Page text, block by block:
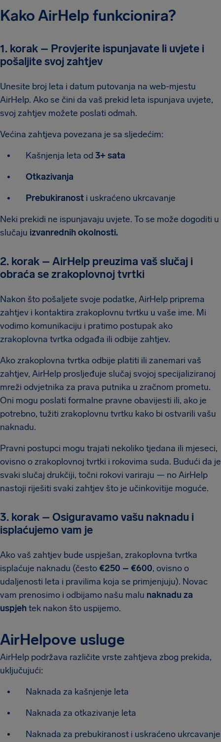
Kako AirHelp funkcionira?
1. korak – Provjerite ispunjavate li uvjete i
pošaljite svoj zahtjev
Unesite broj leta i datum putovanja na web-mjestu
AirHelp. Ako se čini da vaš prekid leta ispunjava uvjete,
svoj zahtjev možete poslati odmah.
Većina zahtjeva povezana je sa sljedećim:
Kašnjenja leta od 3+ sata
Otkazivanja
Prebukiranost i uskraćeno ukrcavanje
Neki prekidi ne ispunjavaju uvjete. To se može dogoditi u
slučaju izvanrednih okolnosti.
2. korak – AirHelp preuzima vaš slučaj i
obraća se zrakoplovnoj tvrtki
Nakon što pošaljete svoje podatke, AirHelp priprema
zahtjev i kontaktira zrakoplovnu tvrtku u vaše ime. Mi
vodimo komunikaciju i pratimo postupak ako
zrakoplovna tvrtka odgađa ili odbije zahtjev.
Ako zrakoplovna tvrtka odbije platiti ili zanemari vaš
zahtjev, AirHelp prosljeđuje slučaj svojoj specijaliziranoj
mreži odvjetnika za prava putnika u zračnom prometu.
Oni mogu poslati formalne pravne obavijesti ili, ako je
potrebno, tužiti zrakoplovnu tvrtku kako bi ostvarili vašu
naknadu.
Pravni postupci mogu trajati nekoliko tjedana ili mjeseci,
ovisno o zrakoplovnoj tvrtki i rokovima suda. Budući da je
svaki slučaj drukčiji, točni rokovi variraju — no AirHelp
nastoji riješiti svaki zahtjev što je učinkovitije moguće.
3. korak – Osiguravamo vašu naknadu i
isplaćujemo vam je
Ako vaš zahtjev bude uspješan, zrakoplovna tvrtka
isplaćuje naknadu (često €250 – €600, ovisno o
udaljenosti leta i pravilima koja se primjenjuju). Novac
vam prenosimo i odbijamo našu malu naknadu za
uspjehtek nakon što uspijemo.
AirHelpove usluge
AirHelp podržava različite vrste zahtjeva zbog prekida,
uključujući:
Naknada za kašnjenje leta
Naknada za otkazivanje leta
Naknada za prebukiranost i uskraćeno ukrcavanje